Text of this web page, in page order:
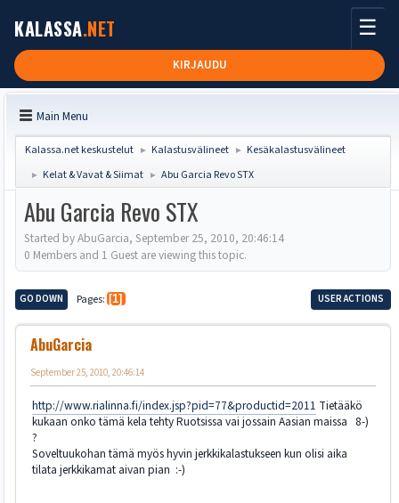
KALASSA.NET
KIRJAUDU
☰
Main Menu
Kalassa.net keskustelut ► Kalastusvälineet ► Kesäkalastusvälineet
► Kelat & Vavat & Siimat ► Abu Garcia Revo STX
Abu Garcia Revo STX
Started by AbuGarcia, September 25, 2010, 20:46:14
0 Members and 1 Guest are viewing this topic.
GO DOWN Pages 1 USER ACTIONS
AbuGarcia
September 25, 2010, 20:46:14
http://www.rialinna.fi/index.jsp?pid=77&productid=2011 Tietääkö
kukaan onko tämä kela tehty Ruotsissa vai jossain Aasian maissa 8-)
?
Soveltuukohan tämä myös hyvin jerkkikalastukseen kun olisi aika
tilata jerkkikamat aivan pian :-)